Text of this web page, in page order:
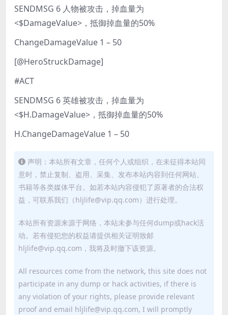
SENDMSG 6 人物被攻击，掉血量为
<$DamageValue>，抵御掉血量的50%
ChangeDamageValue 1 – 50
[@HeroStruckDamage]
#ACT
SENDMSG 6 英雄被攻击，掉血量为
<$H.DamageValue>，抵御掉血量的50%
H.ChangeDamageValue 1 – 50
声明：本站所有文章，任何个人或组织，在未征得本站同
意时，禁止复制、盗用、采集、发布本站内容到任何网站、
书籍等各类媒体平台。如若本站内容侵犯了原著者的合法权
益，可联系我们（hljlife@vip.qq.com）进行处理。
本站所有资源来源于网络，本站未参与任何dump或hack活
动。若有侵犯您的权益请提供相关证明致邮
hljlife@vip.qq.com，我将及时撤下该资源。
All resources come from the network, this site does not
participate in any dump or hack activities, if there is
any violation of your rights, please provide relevant
proof and email hljlife@vip.qq.com, I will promptly